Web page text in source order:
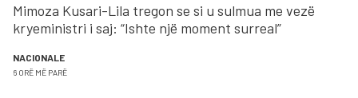
Mimoza Kusari-Lila tregon se si u sulmua me vezë
kryeministri i saj: “Ishte një moment surreal”
NACIONALE
6 ORË MË PARË